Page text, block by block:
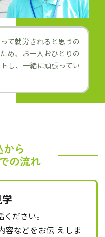
て就労されると思うの
め、お一人おひとりの
し、一緒に頑張ってい
から
の流れ
ださい。
容などをお伝 えしま